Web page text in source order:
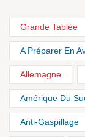
Grande Tablée
A Préparer En
Allemagne
Amérique Du
Anti-Gaspillage